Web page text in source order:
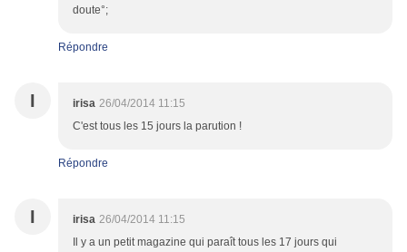
doute°;
Répondre
I irisa 26/04/2014 11:15
C'est tous les 15 jours la parution !
Répondre
I irisa 26/04/2014 11:15
Il y a un petit magazine qui paraît tous les 17 jours qui